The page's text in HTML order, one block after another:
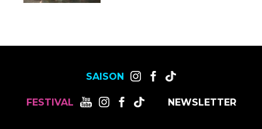
SAISON
FESTIVAL NEWSLETTER